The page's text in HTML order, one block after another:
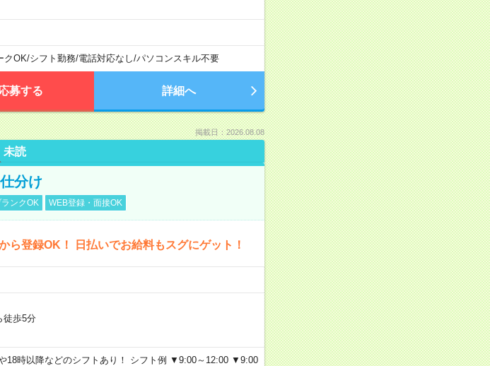
クOK/シフト勤務/電話対応なし/パソコンスキル不要
募する 詳細へ
掲載日：2026.08.08
未読
分け
ランクOK WEB登録・面接OK
ら登録OK！ 日払いでお給料もスグにゲット！
徒歩5分
18時以降などのシフトあり！ シフト例 ▼9:00～12:00 ▼9:00